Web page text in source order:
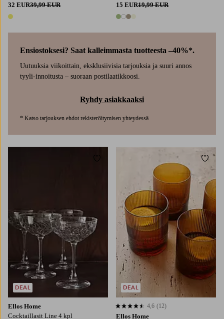
32 EUR39,99 EUR
1 väri
15 EUR19,99 EUR
4 värejä
Ensiostoksesi? Saat kalleimmasta tuotteesta –40%*.
Uutuuksia viikoittain, eksklusiivisia tarjouksia ja suuri annos
tyyli-innoitusta – suoraan postilaatikkoosi.
Ryhdy asiakkaaksi
* Katso tarjouksen ehdot rekisteröitymisen yhteydessä
Ellos Home
Cocktaillasit Line 4 kpl
DEAL
Lisää suosikkeihin
Ellos Home
4,6 perustuen 12 arvosanaan
4,6 (12)
DEAL